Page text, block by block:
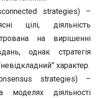
strategies) –
цілі, діяльність
на вирішенні
однак стратегія
характер.
strategies) –
моделях діяльності